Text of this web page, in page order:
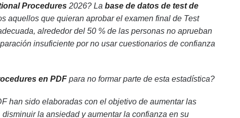
Procedures2026? La base de datos de test de
aquellos que quieran aprobar el examen final de Test
alrededor del 50 % de las personas no aprueban
insuficiente por no usar cuestionarios de confianza
en PDFpara no formar parte de esta estadística?
han sido elaboradas con el objetivo de aumentar las
la ansiedad y aumentar la confianza en su